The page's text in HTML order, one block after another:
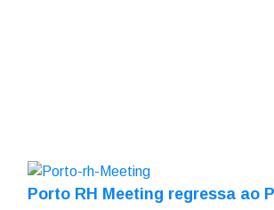
Porto RH Meeting regressa ao